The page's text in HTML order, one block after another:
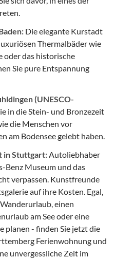
Die elegante Kurstadt
Thermalbäder wie
oder das historische
Sie pure Entspannung
(UNESCO-
in die Stein- und Bronzezeit
die Menschen vor
am Bodensee gelebt haben.
in Stuttgart:Autoliebhaber
Benz Museum und das
verpassen. Kunstfreunde
auf ihre Kosten. Egal,
einen
am See oder eine
planen - finden Sie jetzt die
Ferienwohnung und
unvergessliche Zeit im